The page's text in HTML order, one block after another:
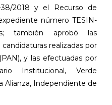
38/2018 y el Recurso de
número TESIN-
también aprobó las
realizadas por
y las efectuadas por
Institucional, Verde
Alianza, Independiente de